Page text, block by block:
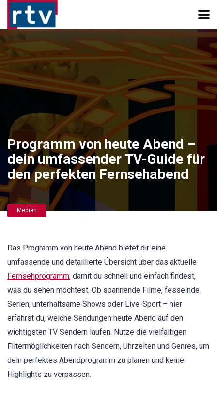
Programm von heute Abend –
dein umfassender TV-Guide für
den perfekten Fernsehabend
Medien
Das Programm von heute Abend bietet dir eine
umfassende und detaillierte Übersicht über das aktuelle
Fernsehprogramm, damit du schnell und einfach findest,
was du sehen möchtest. Ob spannende Filme, fesselnde
Serien, unterhaltsame Shows oder Live-Sport – hier
erfährst du, welche Sendungen heute Abend auf den
wichtigsten TV Sendern laufen. Nutze die vielfältigen
Filtermöglichkeiten nach Sendern, Uhrzeiten und Genres, um
dein perfektes Abendprogramm zu planen und keine
Highlights zu verpassen.